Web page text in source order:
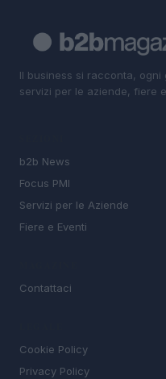
Il business si racconta, ogni
servizi per le aziende, fiere
b2b News
Focus PMI
Servizi per le Aziende
Fiere e Eventi
Contattaci
Cookie Policy
Privacy Policy